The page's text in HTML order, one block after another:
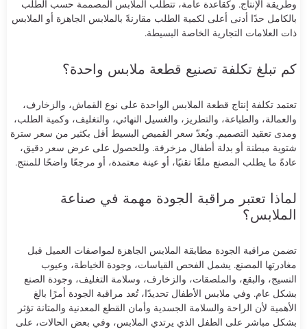
وطريقة الإنتاج. وكقاعدة عامة، تتطلب الملابس المصممة حسب الطلب
بالكامل حدًا أدنى أعلى لكمية الطلب مقارنةً بالملابس الجاهزة أو الملابس
ذات العلامات التجارية الخاصة البسيطة.
كم تبلغ تكلفة تصنيع قطعة ملابس واحدة؟
تعتمد تكلفة إنتاج قطعة الملابس الواحدة على نوع القماش، والزخارف،
والعمالة، والطباعة، والتطريز، والغسيل النهائي، والتغليف، وكمية الطلب،
ومدى تعقيد التصميم. ويُعدّ سعر القميص البسيط أقل بكثير من سعر سترة
شتوية مبطنة أو بدلة أطفال مزخرفة. وللحصول على عرض سعر دقيق،
عادةً ما يطلب المصنع ملفًا تقنيًا، أو عينة معتمدة، أو مرجعًا واضحًا للمنتج.
لماذا تعتبر مراقبة الجودة مهمة في صناعة
الملابس؟
تضمن مراقبة الجودة مطابقة الملابس الجاهزة لمواصفات العميل قبل
مغادرتها المصنع. يشمل الفحص القياسات، وجودة الخياطة، وعيوب
النسيج، والبقع، والملصقات، والزخارف، وسلامة التغليف، وجودة الصنع
بشكل عام. وفي ملابس الأطفال تحديدًا، تُعد مراقبة الجودة أمرًا بالغ
الأهمية لأن الراحة والسلامة الجسدية وأمان القطع المعدنية والمتانة تؤثر
بشكل مباشر على الطفل الذي يرتدي الملابس، وفي بعض الحالات، على